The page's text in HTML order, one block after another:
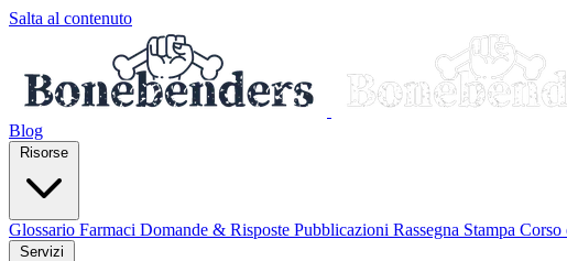
Salta al contenuto
Blog
Glossario Farmaci Domande & Risposte Pubblicazioni Rassegna Stampa Corso